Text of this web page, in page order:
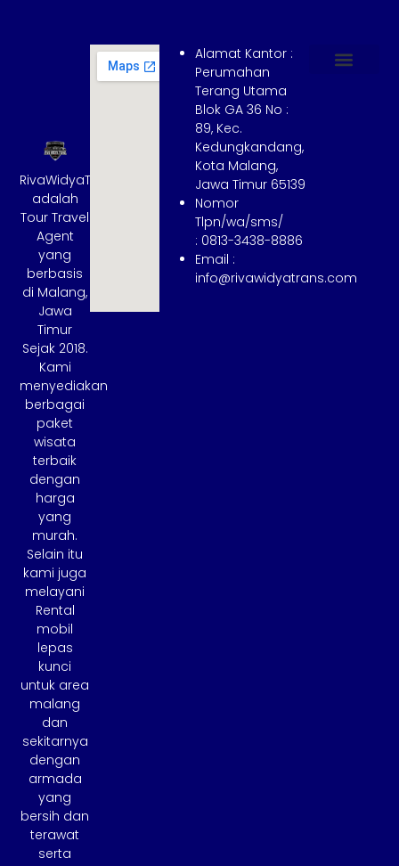
RivaWidyaTrans
adalah
Tour Travel
Agent
yang
berbasis
di Malang,
Jawa
Timur
Sejak 2018.
Kami
menyediakan
berbagai
paket
wisata
terbaik
dengan
harga
yang
murah.
Selain itu
kami juga
melayani
Rental
mobil
lepas
kunci
untuk area
malang
dan
sekitarnya
dengan
armada
yang
bersih dan
terawat
serta
Alamat Kantor :
Perumahan
Terang Utama
Blok GA 36 No :
89, Kec.
Kedungkandang,
Kota Malang,
Jawa Timur 65139
Nomor
Tlpn/wa/sms/
: 0813-3438-8886
Email :
info@rivawidyatrans.com